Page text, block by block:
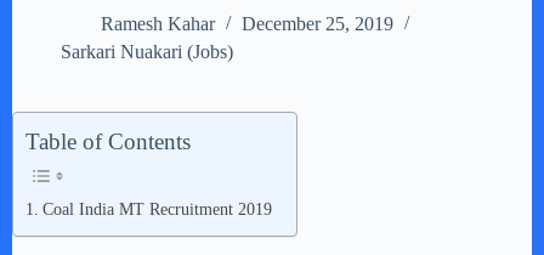
Ramesh Kahar
December 25, 2019
Sarkari Nuakari (Jobs)
Table of Contents
Coal India MT Recruitment 2019